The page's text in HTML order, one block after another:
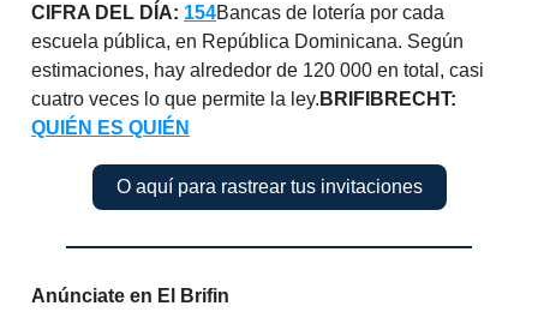
CIFRA DEL DÍA: 154Bancas de lotería por cada
escuela pública, en República Dominicana. Según
estimaciones, hay alrededor de 120 000 en total, casi
cuatro veces lo que permite la ley. BRIFIBRECHT:
QUIÉN ES QUIÉN
O aquí para rastrear tus invitaciones
Anúnciate en El Brifin